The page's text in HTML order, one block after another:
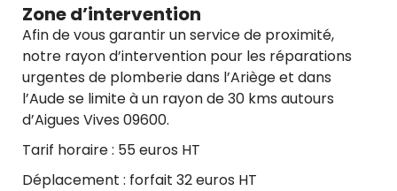
Zone d’intervention
Afin de vous garantir un service de proximité,
notre rayon d’intervention pour les réparations
urgentes de plomberie dans l’Ariège et dans
l’Aude se limite à un rayon de 30 kms autours
d’Aigues Vives 09600.
Tarif horaire : 55 euros HT
Déplacement : forfait 32 euros HT